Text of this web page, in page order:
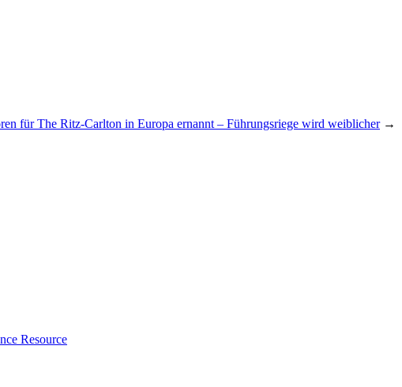
für The Ritz-Carlton in Europa ernannt – Führungsriege wird weiblicher→
Resource